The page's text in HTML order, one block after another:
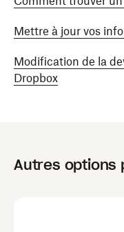
Mettre à jour vos
Modification de la
Dropbox
Autres options